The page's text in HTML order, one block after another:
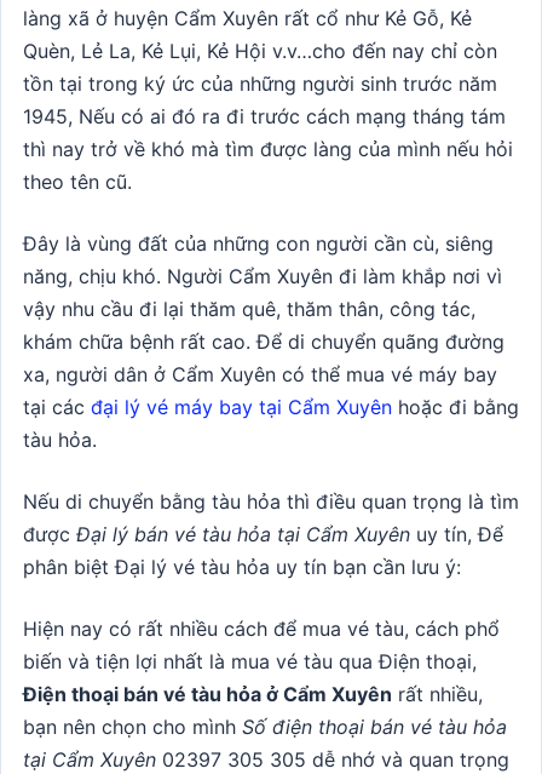
làng xã ở huyện Cẩm Xuyên rất cổ như Kẻ Gỗ, Kẻ
Quèn, Lẻ La, Kẻ Lụi, Kẻ Hội v.v…cho đến nay chỉ còn
tồn tại trong ký ức của những người sinh trước năm
1945, Nếu có ai đó ra đi trước cách mạng tháng tám
thì nay trở về khó mà tìm được làng của mình nếu hỏi
theo tên cũ.
Đây là vùng đất của những con người cần cù, siêng
năng, chịu khó. Người Cẩm Xuyên đi làm khắp nơi vì
vậy nhu cầu đi lại thăm quê, thăm thân, công tác,
khám chữa bệnh rất cao. Để di chuyển quãng đường
xa, người dân ở Cẩm Xuyên có thể mua vé máy bay
tại các đại lý vé máy bay tại Cẩm Xuyên hoặc đi bằng
tàu hỏa.
Nếu di chuyển bằng tàu hỏa thì điều quan trọng là tìm
được Đại lý bán vé tàu hỏa tại Cẩm Xuyên uy tín, Để
phân biệt Đại lý vé tàu hỏa uy tín bạn cần lưu ý:
Hiện nay có rất nhiều cách để mua vé tàu, cách phổ
biến và tiện lợi nhất là mua vé tàu qua Điện thoại,
Điện thoại bán vé tàu hỏa ở Cẩm Xuyên rất nhiều,
bạn nên chọn cho mình Số điện thoại bán vé tàu hỏa
tại Cẩm Xuyên 02397 305 305 dễ nhớ và quan trọng